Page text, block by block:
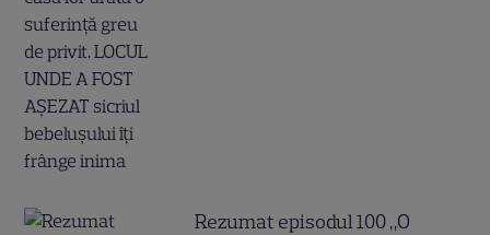
Rezumat episodul 100 „O